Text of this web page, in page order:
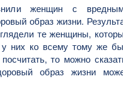
женщин с
образ жизни.
те женщины,
них ко всему тому же
то можно
образ жизни